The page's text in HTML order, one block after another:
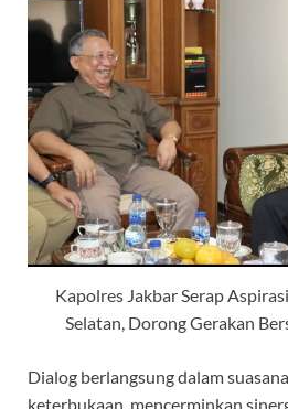
Kapolres Jakbar Serap
Selatan, Dorong Gerakan
Dialog berlangsung dalam
keterbukaan, mencerminkan